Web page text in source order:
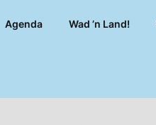
Agenda Wad ’n Land!